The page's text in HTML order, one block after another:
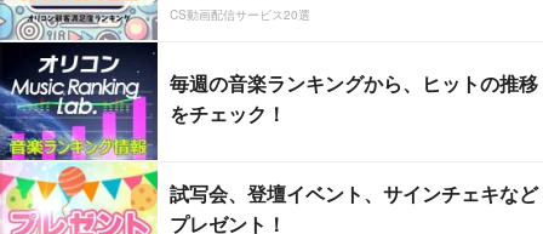
CS動画配信サービス20選
毎週の音楽ランキングから、ヒットの推移
をチェック！
試写会、登壇イベント、サインチェキなど
プレゼント！